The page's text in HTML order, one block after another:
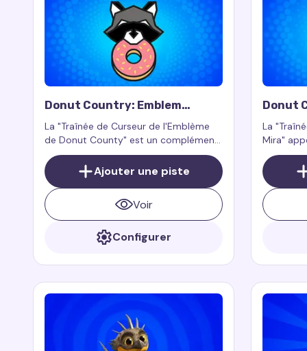
Donut Country: Emblem
Cursor Trail
La "Traînée de Curseur de l'Emblème
de Donut County" est un complément
pour l'extension de navigateur Custom
Cursor Trail ou Cursor Trails for
Chrome.
Ajouter une piste
Voir
Configurer
Donut
Trail
La
Mira"
et
Cursor
web.